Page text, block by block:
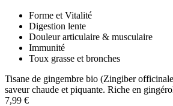
Forme et Vitalité
Digestion lente
Douleur articulaire & musculaire
Immunité
Toux grasse et bronches
Tisane de gingembre bio (Zingiber
saveur chaude et piquante. Riche en
7,99 €